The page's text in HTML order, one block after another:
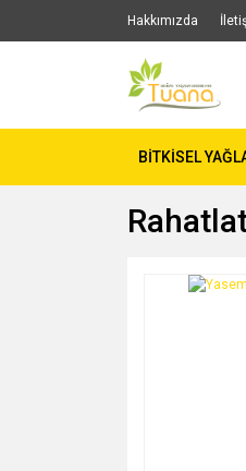
Hakkımızda
BİTKİSEL